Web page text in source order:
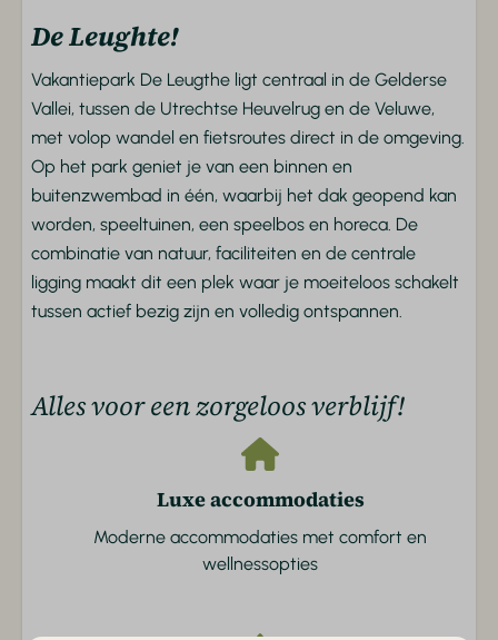
Slaapkamer
Beddengoed
Kledingkast
Eenpersoonsbedden
Verwarming & Verkoeling
Centrale verwarming
Buiten
Parkeerplaats
Parkvoorzieningen
Buitenzwembad
De Leughte!
Vakantiepark De Leugthe ligt centraal in de Gelderse
Vallei, tussen de Utrechtse Heuvelrug en de Veluwe,
met volop wandel en fietsroutes direct in de omgeving.
Op het park geniet je van een binnen en
buitenzwembad in één, waarbij het dak geopend kan
worden, speeltuinen, een speelbos en horeca. De
combinatie van natuur, faciliteiten en de centrale
ligging maakt dit een plek waar je moeiteloos schakelt
tussen actief bezig zijn en volledig ontspannen.
Alles voor een zorgeloos verblijf!
Luxe accommodaties
Moderne accommodaties met comfort en
wellnessopties